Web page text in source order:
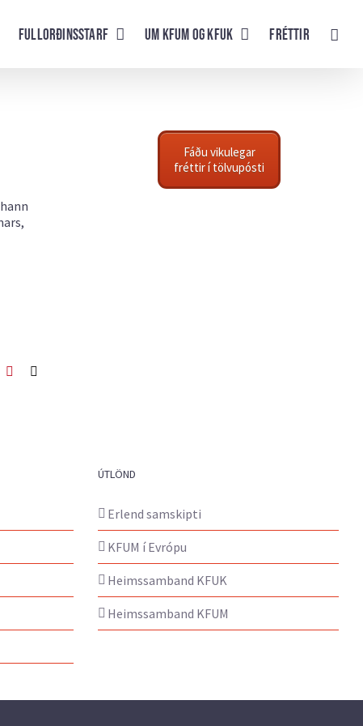
Fullorðinsstarf UM KFUM og KFUK Fréttir
Pinterest
Fáðu vikulegar
fréttir í tölvupósti
ÚTLÖND
Erlend samskipti
KFUM í Evrópu
Heimssamband KFUK
Heimssamband KFUM